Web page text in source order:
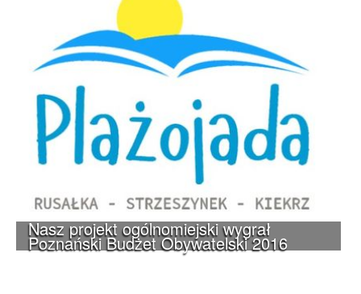
Nasz projekt ogólnomiejski wygrał
Poznański Budżet Obywatelski 2016